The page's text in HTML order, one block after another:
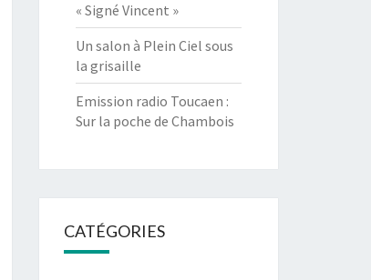
« Signé Vincent »
Un salon à Plein Ciel sous
la grisaille
Emission radio Toucaen :
Sur la poche de Chambois
CATÉGORIES